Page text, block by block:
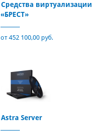
Средства виртуализации
«БРЕСТ»
от 452 100,00 руб.
Astra Server